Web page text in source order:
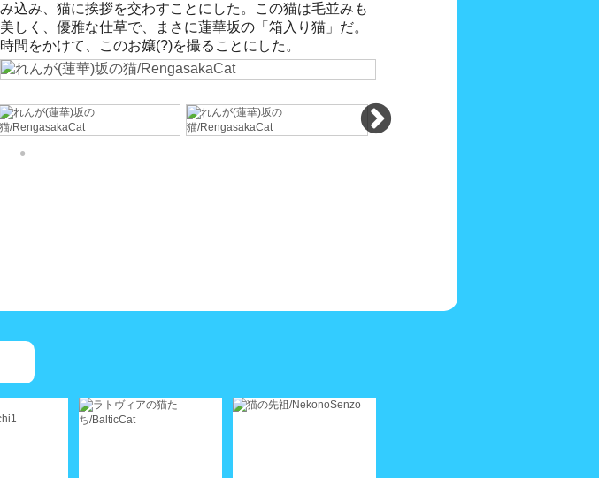
時間をかけて、このお嬢(?)を撮ることにした。